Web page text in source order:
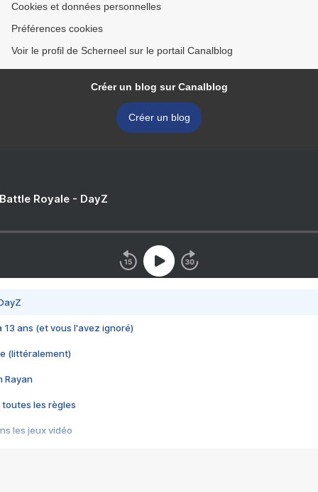
Cookies et données personnelles
Préférences cookies
Voir le profil de Scherneel sur le portail Canalblog
Créer un blog sur Canalblog
Créer un blog
Royale - DayZ
13 ans (et vous l'avez ignoré)
(littéralement)
Rayan
toutes les règles
les jeux vidéo